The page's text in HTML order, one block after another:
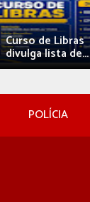
Curso de Libras
divulga lista de...
POLÍCIA